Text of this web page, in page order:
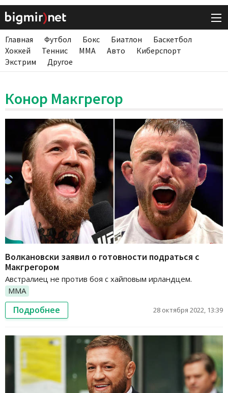
Главная Футбол Бокс Биатлон
Баскетбол
Хоккей
Теннис ММА Авто
Киберспорт
Экстрим
Другое
Конор Макгрегор
Волкановски заявил о готовности подраться с
Макгрегором
Австралиец не против боя с хайповым ирландцем.
ММА
Подробнее 28 октября 2022, 13:39